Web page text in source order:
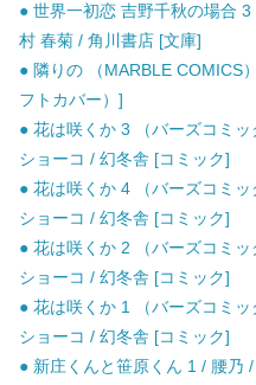
● 世界一初恋 吉野千秋の場合
村 春菊 / 角川書店 [文庫]
● 隣りの （MARBLE COMICS
フトカバー）]
● 花は咲くか 3 （バーズコミ
ショーコ / 幻冬舎 [コミック]
● 花は咲くか 4 （バーズコミ
ショーコ / 幻冬舎 [コミック]
● 花は咲くか 2 （バーズコミ
ショーコ / 幻冬舎 [コミック]
● 花は咲くか 1 （バーズコミ
ショーコ / 幻冬舎 [コミック]
● 新庄くんと笹原くん 1 / 腰乃